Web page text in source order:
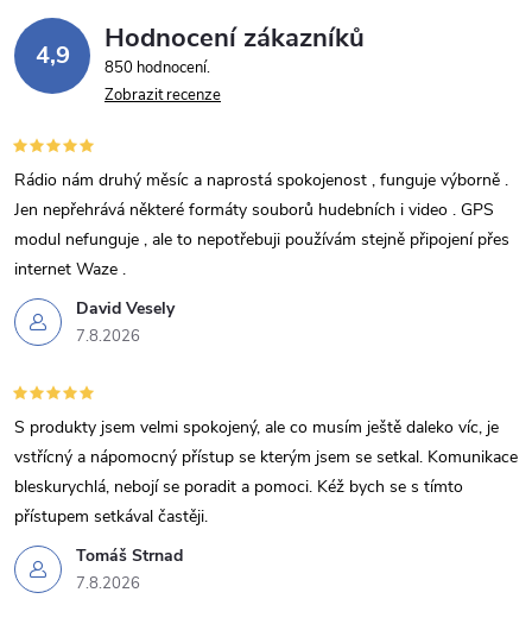
4,9 Hodnocení zákazníků
850 hodnocení
Zobrazit recenze
David Vesely
7.8.2026
Rádio nám druhý měsíc a naprostá spokojenost , funguje výborně .
Jen nepřehrává některé formáty souborů hudebních i video . GPS
modul nefunguje , ale to nepotřebuji používám stejně připojení přes
internet Waze .
Tomáš Strnad
7.8.2026
S produkty jsem velmi spokojený, ale co musím ještě daleko víc, je
vstřícný a nápomocný přístup se kterým jsem se setkal. Komunikace
bleskurychlá, nebojí se poradit a pomoci. Kéž bych se s tímto
přístupem setkával častěji.